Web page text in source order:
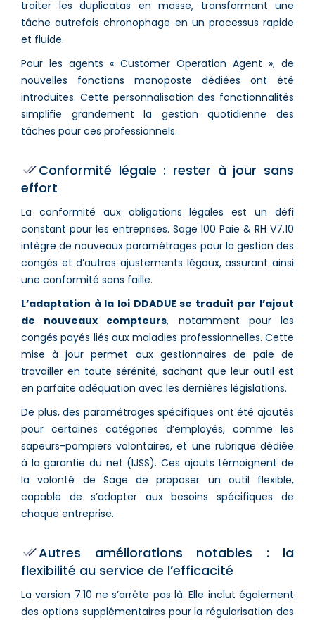
traiter les duplicatas en masse, transformant une
tâche autrefois chronophage en un processus rapide
et fluide.
Pour les agents « Customer Operation Agent », de
nouvelles fonctions monoposte dédiées ont été
introduites. Cette personnalisation des fonctionnalités
simplifie grandement la gestion quotidienne des
tâches pour ces professionnels.
Conformité légale : rester à jour sans
effort
La conformité aux obligations légales est un défi
constant pour les entreprises. Sage 100 Paie & RH V7.10
intègre de nouveaux paramétrages pour la gestion des
congés et d’autres ajustements légaux, assurant ainsi
une conformité sans faille.
L’adaptation à la loi DDADUE se traduit par l’ajout
de nouveaux compteurs, notamment pour les
congés payés liés aux maladies professionnelles. Cette
mise à jour permet aux gestionnaires de paie de
travailler en toute sérénité, sachant que leur outil est
en parfaite adéquation avec les dernières législations.
De plus, des paramétrages spécifiques ont été ajoutés
pour certaines catégories d’employés, comme les
sapeurs-pompiers volontaires, et une rubrique dédiée
à la garantie du net (IJSS). Ces ajouts témoignent de
la volonté de Sage de proposer un outil flexible,
capable de s’adapter aux besoins spécifiques de
chaque entreprise.
Autres améliorations notables : la
flexibilité au service de l’efficacité
La version 7.10 ne s’arrête pas là. Elle inclut également
des options supplémentaires pour la régularisation des